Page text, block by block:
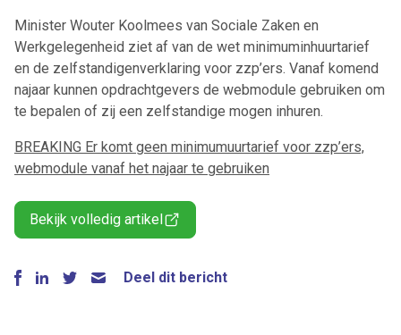
Minister Wouter Koolmees van Sociale Zaken en
Werkgelegenheid ziet af van de wet minimuminhuurtarief
en de zelfstandigenverklaring voor zzp’ers. Vanaf komend
najaar kunnen opdrachtgevers de webmodule gebruiken om
te bepalen of zij een zelfstandige mogen inhuren.
BREAKING Er komt geen minimumuurtarief voor zzp’ers,
webmodule vanaf het najaar te gebruiken
Bekijk volledig artikel
Deel dit bericht